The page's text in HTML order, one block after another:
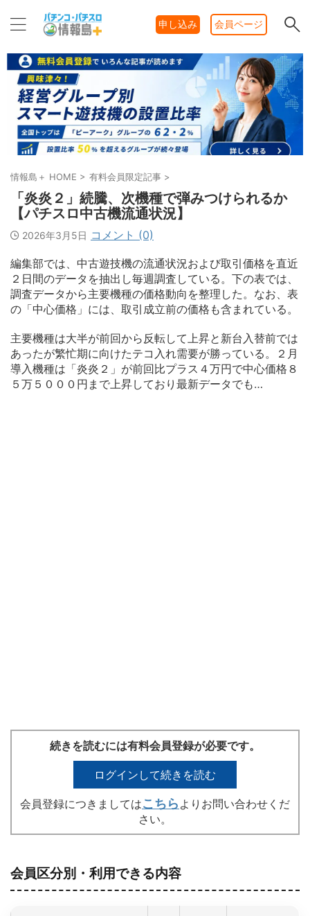
申し込み 会員ページ
情報島＋ HOME > 有料会員限定記事 >
「炎炎２」続騰、次機種で弾みつけられるか
【パチスロ中古機流通状況】
2026年3月5日 コメント (0)
編集部では、中古遊技機の流通状況および取引価格を直近
２日間のデータを抽出し毎週調査している。下の表では、
調査データから主要機種の価格動向を整理した。なお、表
の「中心価格」には、取引成立前の価格も含まれている。
主要機種は大半が前回から反転して上昇と新台入替前では
あったが繁忙期に向けたテコ入れ需要が勝っている。２月
導入機種は「炎炎２」が前回比プラス４万円で中心価格８
５万５０００円まで上昇しており最新データでも…
続きを読むには有料会員登録が必要です。
ログインして続きを読む
会員登録につきましてはこちら よりお問い合わせくだ
さい。
会員区分別・利用できる内容